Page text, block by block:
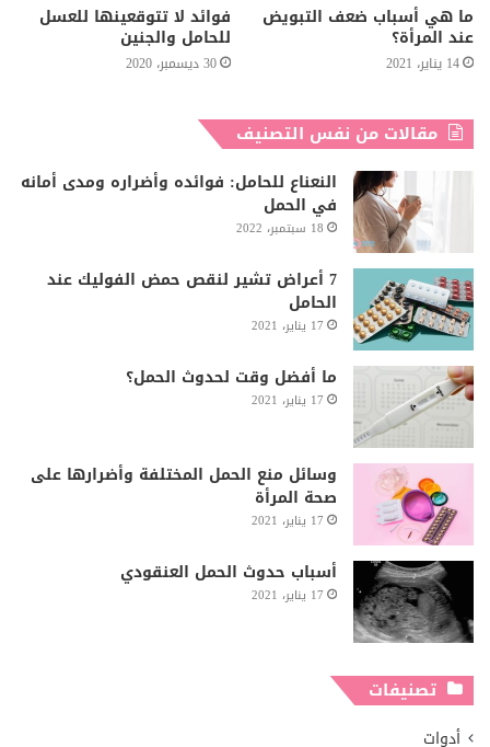
ما هي أسباب ضعف التبويض
عند المرأة؟
14 يناير، 2021
فوائد لا تتوقعينها للعسل
للحامل والجنين
30 ديسمبر، 2020
مقالات من نفس التصنيف
النعناع للحامل: فوائده وأضراره ومدى أمانه
في الحمل
18 سبتمبر، 2022
7 أعراض تشير لنقص حمض الفوليك عند
الحامل
17 يناير، 2021
ما أفضل وقت لحدوث الحمل؟
17 يناير، 2021
وسائل منع الحمل المختلفة وأضرارها على
صحة المرأة
17 يناير، 2021
أسباب حدوث الحمل العنقودي
17 يناير، 2021
تصنيفات
أدوات